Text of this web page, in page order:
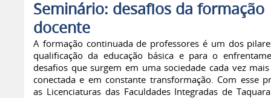
Seminário: desafios da formação
docente
A formação continuada de professores é um dos
qualificação da educação básica e para o
desafios que surgem em uma sociedade cada vez
conectada e em constante transformação. Com esse
as Licenciaturas das Faculdades Integradas de Taquara